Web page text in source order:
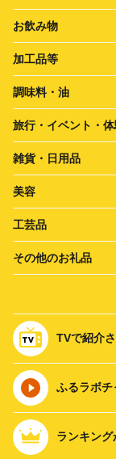
お飲み物
加工品等
調味料・油
旅行・イベント・
雑貨・日用品
美容
工芸品
その他のお礼品
TVで紹介
ふるラボチ
ランキン